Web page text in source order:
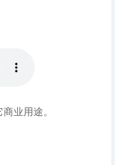
业用途。